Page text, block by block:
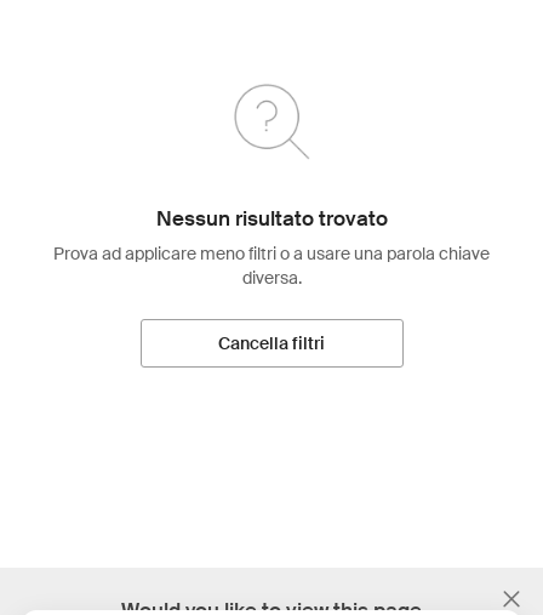
Nessun risultato trovato
Prova ad applicare meno filtri o a usare una parola chiave
diversa.
Cancella filtri